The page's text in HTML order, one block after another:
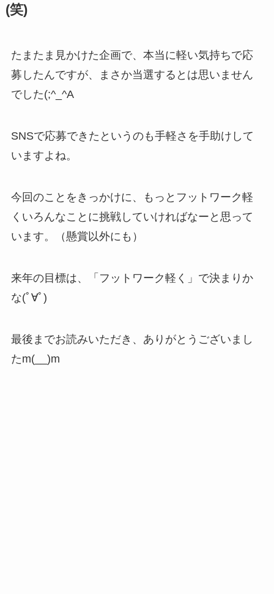
(笑)
たまたま見かけた企画で、本当に軽い気持ちで応
募したんですが、まさか当選するとは思いません
でした(;^_^A
SNSで応募できたというのも手軽さを手助けして
いますよね。
今回のことをきっかけに、もっとフットワーク軽
くいろんなことに挑戦していければなーと思って
います。（懸賞以外にも）
来年の目標は、「フットワーク軽く」で決まりか
な(ﾟ∀ﾟ)
最後までお読みいただき、ありがとうございまし
たm(__)m